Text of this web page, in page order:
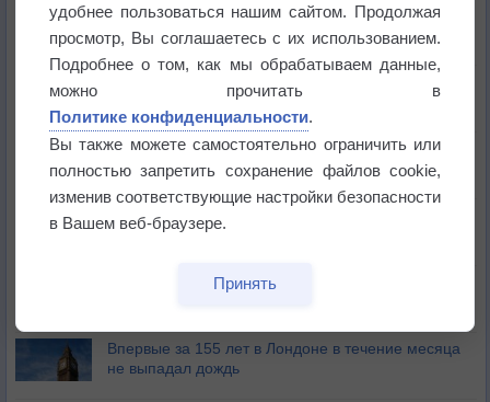
Погода в Москве 6 августа
В Центральной России наступают самые жаркие
дни этого лета
Дневная температура воздуха в ОАЭ превысила
+51°
Европейские столицы бьют рекорды жары
Впервые за 155 лет в Лондоне в течение месяца
не выпадал дождь
удобнее пользоваться нашим сайтом. Продолжая
просмотр, Вы соглашаетесь с их использованием.
Подробнее о том, как мы обрабатываем данные,
можно прочитать в
Политике конфиденциальности.
Вы также можете самостоятельно ограничить или
полностью запретить сохранение файлов cookie,
изменив соответствующие настройки безопасности
в Вашем веб-браузере.
Принять